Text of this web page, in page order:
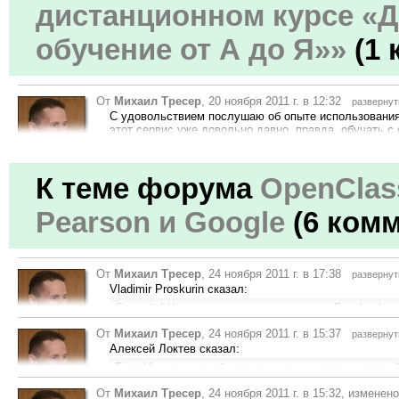
дистанционном курсе
обучение от А до Я»» (1
От Михаил Тресер, 20 ноября 2011 г. в 12:32
С удовольствием послушаю об опыте
этот сервис уже довольно давно, правда, обучать
К теме форума
Pearson и Google (6
Рейтинг 169
От Михаил Тресер, 24 ноября 2011 г. в 17:38
Vladimir Proskurin сказал:
Спасибо! Что-то он или она напоминает Facebook...
Вы правы, во многом он похож на Facebook.
Только закрыт в рамках организации + есть
и отслеживать задачи.
От Михаил Тресер, 24 ноября 2011 г. в 15:37
Алексей Локтев сказал:
TeamViewer не так бесплатен как кажется на
кратковременного использования он вполне
Попробуйте «посидеть» на чьём-либо экране с
От Михаил Тресер, 24 ноября 2011 г. в 15:32,